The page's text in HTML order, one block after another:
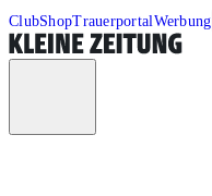
ClubShopTrauerportalWerbung